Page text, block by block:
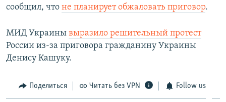
сообщил, что не планирует обжаловать приговор.
МИД Украины выразило решительный протест
России из-за приговора гражданину Украины
Денису Кашуку.
Поделиться Читать без VPN Follow us